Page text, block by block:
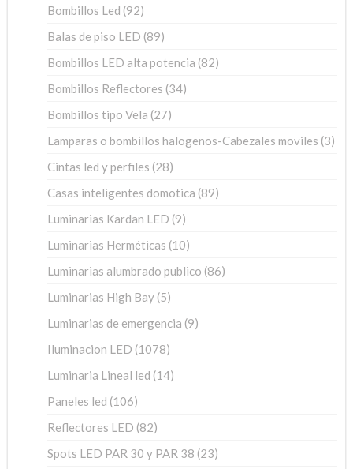
Bombillos Led 9292
Balas de piso LED 8989
Bombillos LED alta potencia 8282
Bombillos Reflectores 3434
Bombillos tipo Vela 2727
Lamparas o bombillos halogenos-Cabezales moviles 33
Cintas led y perfiles 2828
Casas inteligentes domotica 8989
Luminarias Kardan LED 99
Luminarias Herméticas 1010
Luminarias alumbrado publico 8686
Luminarias High Bay 55
Luminarias de emergencia 99
Iluminacion LED 10781078
Luminaria Lineal led 1414
Paneles led 106106
Reflectores LED 8282
Spots LED PAR 30 y PAR 38 2323